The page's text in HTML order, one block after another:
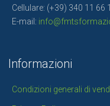
Cellulare: (+39) 340 11 66
E-mail:
SaltaInformazioni
Condizioni generali di